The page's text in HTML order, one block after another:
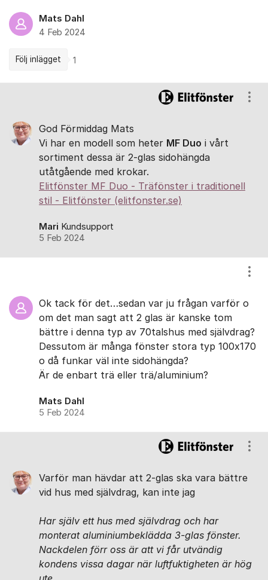
Mats Dahl
4 Feb 2024
Följ inlägget 1
God Förmiddag Mats
Vi har en modell som heter MF Duo i vårt
sortiment dessa är 2-glas sidohängda
utåtgående med krokar.
Elitfönster MF Duo - Träfönster i traditionell
stil - Elitfönster (elitfonster.se)
Mari Kundsupport
5 Feb 2024
Ok tack för det…sedan var ju frågan varför o
om det man sagt att 2 glas är kanske tom
bättre i denna typ av 70talshus med självdrag?
Dessutom är många fönster stora typ 100x170
o då funkar väl inte sidohängda?
Är de enbart trä eller trä/aluminium?
Mats Dahl
5 Feb 2024
Varför man hävdar att 2-glas ska vara bättre
vid hus med självdrag, kan inte jag
Har själv ett hus med självdrag och har
monterat aluminiumbeklädda 3-glas fönster.
Nackdelen förr oss är att vi får utvändig
kondens vissa dagar när luftfuktigheten är hög